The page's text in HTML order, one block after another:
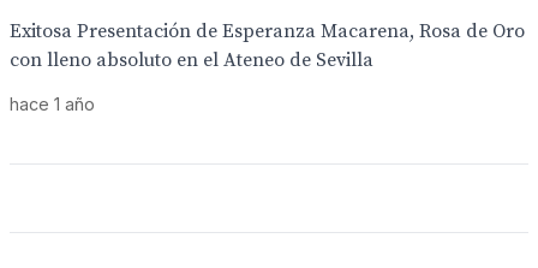
Exitosa Presentación de Esperanza Macarena, Rosa de Oro
con lleno absoluto en el Ateneo de Sevilla
hace 1 año